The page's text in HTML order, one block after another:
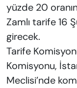
yüzde 20
Zamlı tarife 16
girecek.
Tarife
Komisyonu,
Meclisi’nde